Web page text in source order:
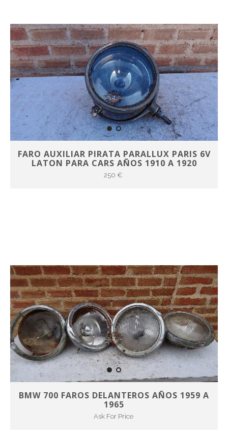
FARO AUXILIAR PIRATA PARALLUX PARIS 6V
LATON PARA CARS AÑOS 1910 A 1920
250 €
BMW 700 FAROS DELANTEROS AÑOS 1959 A
1965
Ask For Price